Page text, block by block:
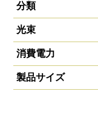
分類
光束
消費電力
製品サイズ